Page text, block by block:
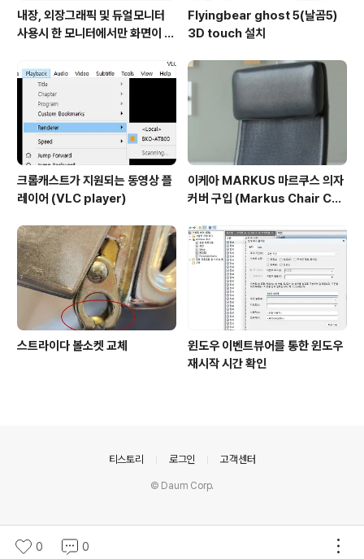
내장, 외장그래픽 및 듀얼모니터
사용시 한 모니터에서만 화면이 나
Flyingbear ghost 5(날곰5)
3D touch 설치
크롬캐스트가 지원되는 동영상 플
레이어 (VLC player)
이케아 MARKUS 마르쿠스 의자
커버 구입 (Markus Chair Cov
스트라이다 볼소켓 교체
윈도우 이벤트뷰어를 통한 윈도우
재시작 시간 확인
0 0
티스토리 로그인 고객센터
© Daum Corp.